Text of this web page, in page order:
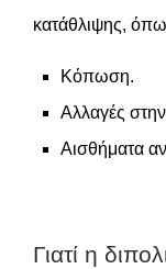
κατάθλιψης,
Κόπωση.
Αλλαγές
Αισθήματα
Γιατί η